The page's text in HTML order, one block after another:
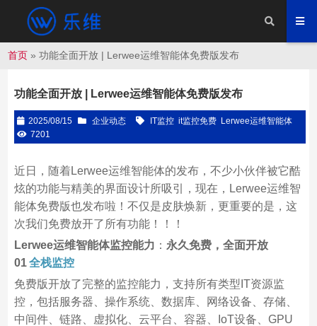
首页 »功能全面开放 | Lerwee运维智能体免费版发布
功能全面开放 | Lerwee运维智能体免费版发布
2025/08/15 企业动态 IT监控 it监控免费 Lerwee运维智能体
7201
近日，随着Lerwee运维智能体的发布，不少小伙伴被它酷
炫的功能与精美的界面设计所吸引，现在，Lerwee运维智
能体免费版也发布啦！不仅是皮肤焕新，更重要的是，这
次我们免费放开了所有功能！！！
Lerwee运维智能体监控能力 ： 永久免费，全面开放
01全栈监控
免费版开放了完整的监控能力，支持所有类型IT资源监
控，包括服务器、操作系统、数据库、网络设备、存储、
中间件、链路、虚拟化、云平台、容器、IoT设备、GPU